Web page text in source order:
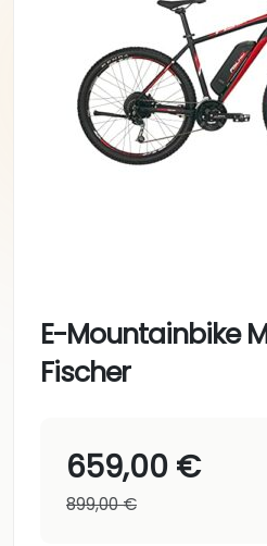
E-Mountainbike
Fischer
659,00 €
899,00 €